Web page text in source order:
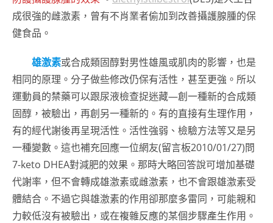
成很強的雌激素，曾有不肖業者偷加到改善攝護腺腫的保
健食品。
雄激素或合成類固醇對男性雄風或肌肉的影響，也是
相同的原理。分子做些修改仍保有活性，甚至更強。所以
運動員的禁藥可以跟尿液檢查捉迷藏—創一種新的合成類
固醇，被驗出，再創另一種新的。有的直接有生理作用，
有的經代謝後再呈現活性。活性強弱、檢驗方法等又是另
一種變數。這也補充回應一位網友(留言板2010/01/27)問
7-keto DHEA對減肥的效果。那時大略回答說可增加基礎
代謝率，但不會轉成雄激素或雌激素，也不會跟雄激素受
體結合。不過它與雄激素的作用卻那麼多雷同，可能親和
力較低沒有被驗出，或在複雜反應的某個步驟產生作用。